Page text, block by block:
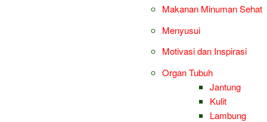
Makanan Minuman Sehat
Menyusui
Motivasi dan Inspirasi
Organ Tubuh
Jantung
Kulit
Lambung